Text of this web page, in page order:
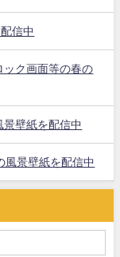
信中
ク画面等の春の
壁紙を配信中
風景壁紙を配信中